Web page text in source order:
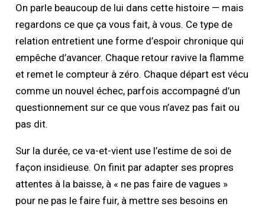
On parle beaucoup de lui dans cette histoire — mais
regardons ce que ça vous fait, à vous. Ce type de
relation entretient une forme d’espoir chronique qui
empêche d’avancer. Chaque retour ravive la flamme
et remet le compteur à zéro. Chaque départ est vécu
comme un nouvel échec, parfois accompagné d’un
questionnement sur ce que vous n’avez pas fait ou
pas dit.
Sur la durée, ce va-et-vient use l’estime de soi de
façon insidieuse. On finit par adapter ses propres
attentes à la baisse, à « ne pas faire de vagues »
pour ne pas le faire fuir, à mettre ses besoins en